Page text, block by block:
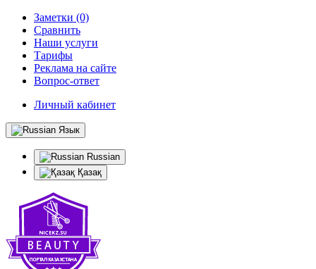
Заметки (0)
Сравнить
Наши услуги
Тарифы
Реклама на сайте
Вопрос-ответ
Личный кабинет
Язык
Russian
Қазақ